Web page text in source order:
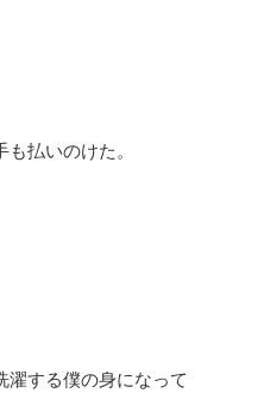
払いのけた。
濯する僕の身になって